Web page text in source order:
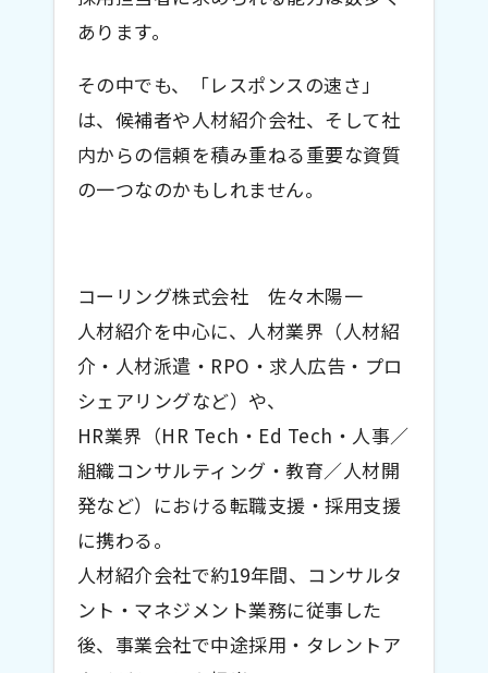
あります。
その中でも、「レスポンスの速さ」
は、候補者や人材紹介会社、そして社
内からの信頼を積み重ねる重要な資質
の一つなのかもしれません。
コーリング株式会社 佐々木陽一
人材紹介を中心に、人材業界（人材紹
介・人材派遣・RPO・求人広告・プロ
シェアリングなど）や、
HR業界（HR Tech・Ed Tech・人事／
組織コンサルティング・教育／人材開
発など）における転職支援・採用支援
に携わる。
人材紹介会社で約19年間、コンサルタ
ント・マネジメント業務に従事した
後、事業会社で中途採用・タレントア